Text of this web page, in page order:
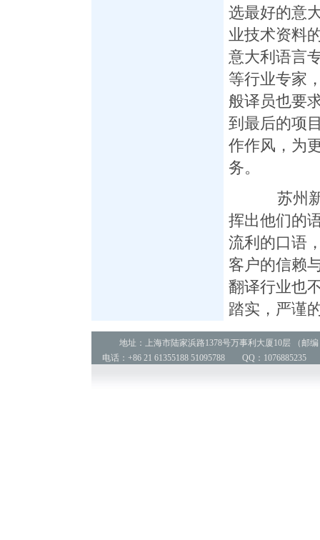
选最好的意
业技术资料
意大利语言
等行业专家
般译员也要
到最后的项
作作风，为
务。
苏州新
挥出他们的
流利的口语
客户的信赖
翻译行业也
踏实，严谨
地址：上海市陆家浜路1378号万事利大厦10层 （邮编
电话：+86 21 61355188 51095788 QQ：1076885235